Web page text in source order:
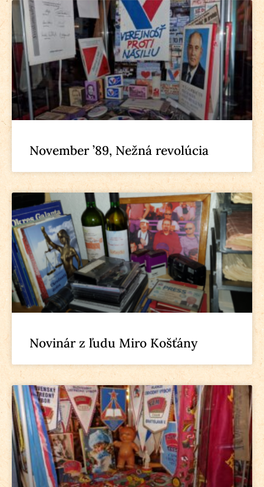
November ’89, Nežná revolúcia
Novinár z ľudu Miro Košťány